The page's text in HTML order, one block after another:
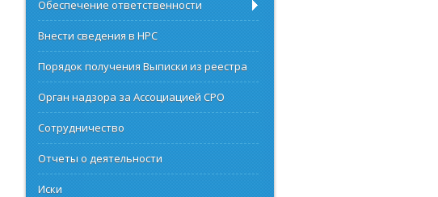
Обеспечение ответственности
Внести сведения в НРС
Порядок получения Выписки из реестра
Орган надзора за Ассоциацией СРО
Сотрудничество
Отчеты о деятельности
Иски